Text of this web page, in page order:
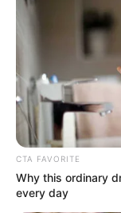
CTA FAVORITE
Why this ordinary
every day